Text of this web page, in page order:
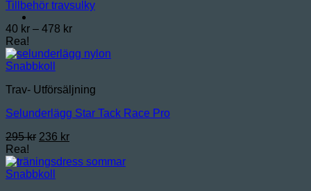
Tillbehör travsulky
40 kr – 478 krPrisintervall:
till
Rea!
Snabbkoll
Trav- Utförsäljning
Selunderlägg Star Tack Race Pro
295kr Det
priset
var:
236 krDet
priset
Rea!
Snabbkoll